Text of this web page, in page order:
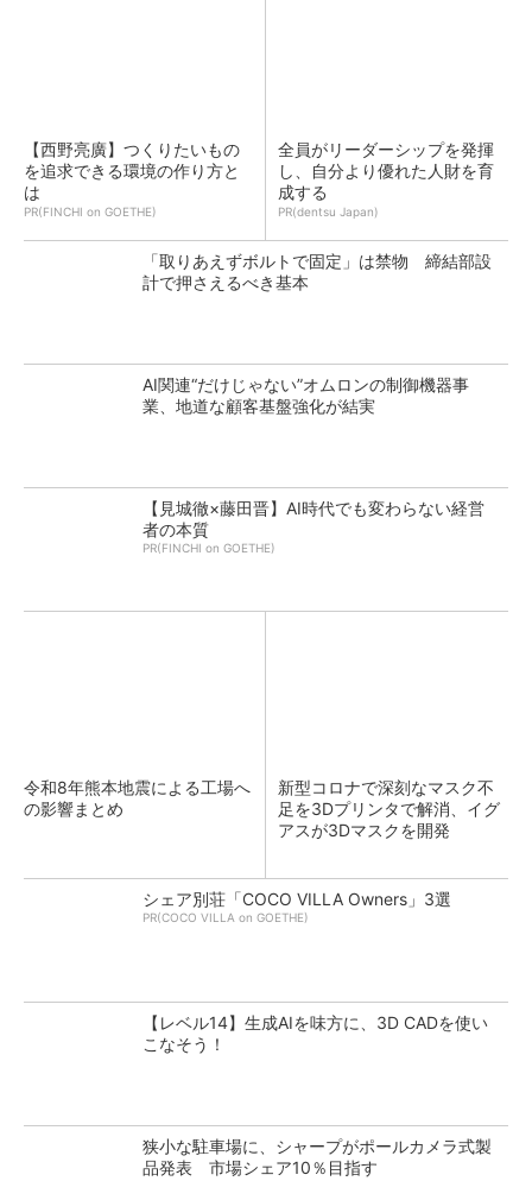
【西野亮廣】つくりたいもの
を追求できる環境の作り方と
は
PR(FINCHI on GOETHE)
全員がリーダーシップを発揮
し、自分より優れた人財を育
成する
PR(dentsu Japan)
「取りあえずボルトで固定」は禁物 締結部設
計で押さえるべき基本
AI関連“だけじゃない”オムロンの制御機器事
業、地道な顧客基盤強化が結実
【見城徹×藤田晋】AI時代でも変わらない経営
者の本質
PR(FINCHI on GOETHE)
令和8年熊本地震による工場へ
の影響まとめ
新型コロナで深刻なマスク不
足を3Dプリンタで解消、イグ
アスが3Dマスクを開発
シェア別荘「COCO VILLA Owners」3選
PR(COCO VILLA on GOETHE)
【レベル14】生成AIを味方に、3D CADを使い
こなそう！
狭小な駐車場に、シャープがポールカメラ式製
品発表 市場シェア10％目指す